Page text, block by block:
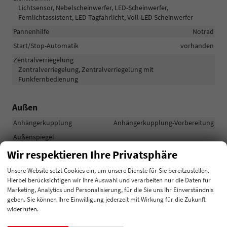
Lichtsensor, Nebelscheinwerfer, LED-Scheinwerfer,
Fernlichtassistent, LED-Tagfahrlicht, Voll-LED Scheinwerfer
Pannenhilfe
Notrad
Start/Stop-Automatik
vorhanden
Zentralverriegelung
Zentralverriegelung, Zentralverriegelung mit
Funkfernbedienung
Außen
Anhängerkupplung
Anhängerkupplung-Vorbereitung
Außenspiegel
Dachreling
Räder & Technik
Antriebsachse
Frontantrieb
Wir respektieren Ihre Privatsphäre
Unsere Website setzt Cookies ein, um unsere Dienste für Sie bereitzustellen.
Hierbei berücksichtigen wir Ihre Auswahl und verarbeiten nur die Daten für
Marketing, Analytics und Personalisierung, für die Sie uns Ihr Einverständnis
geben. Sie können Ihre Einwilligung jederzeit mit Wirkung für die Zukunft
widerrufen.